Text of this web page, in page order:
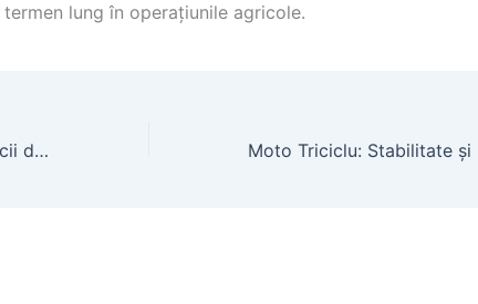
lung în operațiunile agricole.
Firma foraj puturi apa | Servicii de foraje locale